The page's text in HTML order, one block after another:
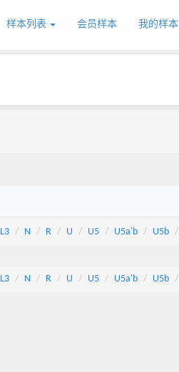
样本列表 会员样本 我的样本
L3 N R U U5 U5a'b U5b
L3 N R U U5 U5a'b U5b